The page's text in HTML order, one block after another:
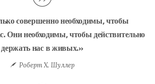
совершенно необходимы, чтобы
Они необходимы, чтобы действительно
держать нас в живых.»
Роберт Х. Шуллер